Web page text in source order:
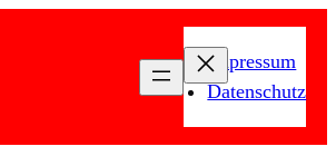
Impressum
Datenschutz